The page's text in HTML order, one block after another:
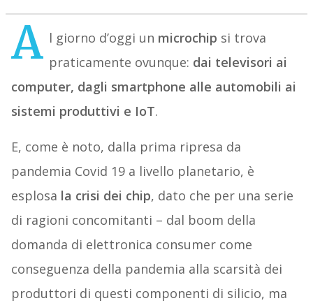
A l giorno d’oggi un microchip si trova
praticamente ovunque: dai televisori ai
computer, dagli smartphone alle automobili ai
sistemi produttivi e IoT.
E, come è noto, dalla prima ripresa da
pandemia Covid 19 a livello planetario, è
esplosa la crisi dei chip, dato che per una serie
di ragioni concomitanti – dal boom della
domanda di elettronica consumer come
conseguenza della pandemia alla scarsità dei
produttori di questi componenti di silicio, ma